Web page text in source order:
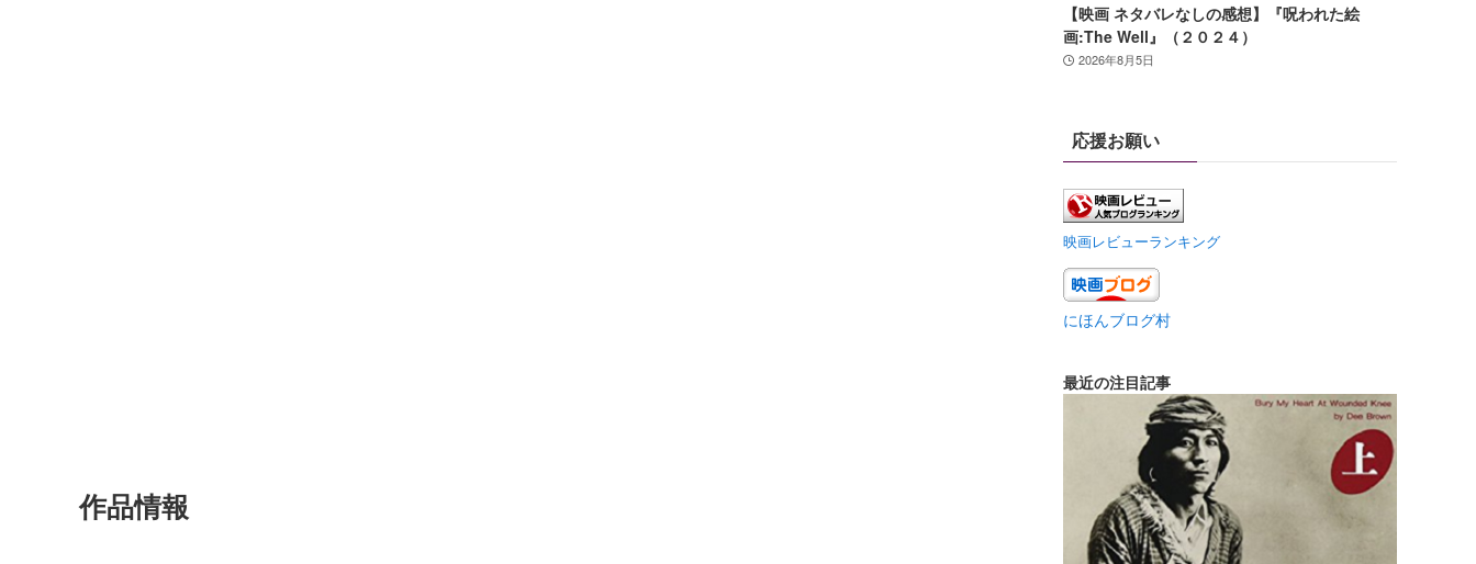
作品情報
【映画 ネタバレなしの感想】『呪われた絵
画:The Well』（２０２４）
2026年8月5日
応援お願い
映画レビューランキング
にほんブログ村
最近の注目記事